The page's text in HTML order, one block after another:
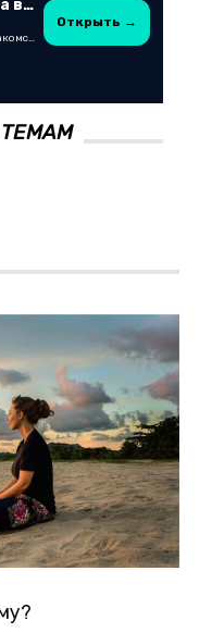
ZYYN — знакомства в Казахстане
Быстрые и безопасные знакомства в Telegram
Открыть →